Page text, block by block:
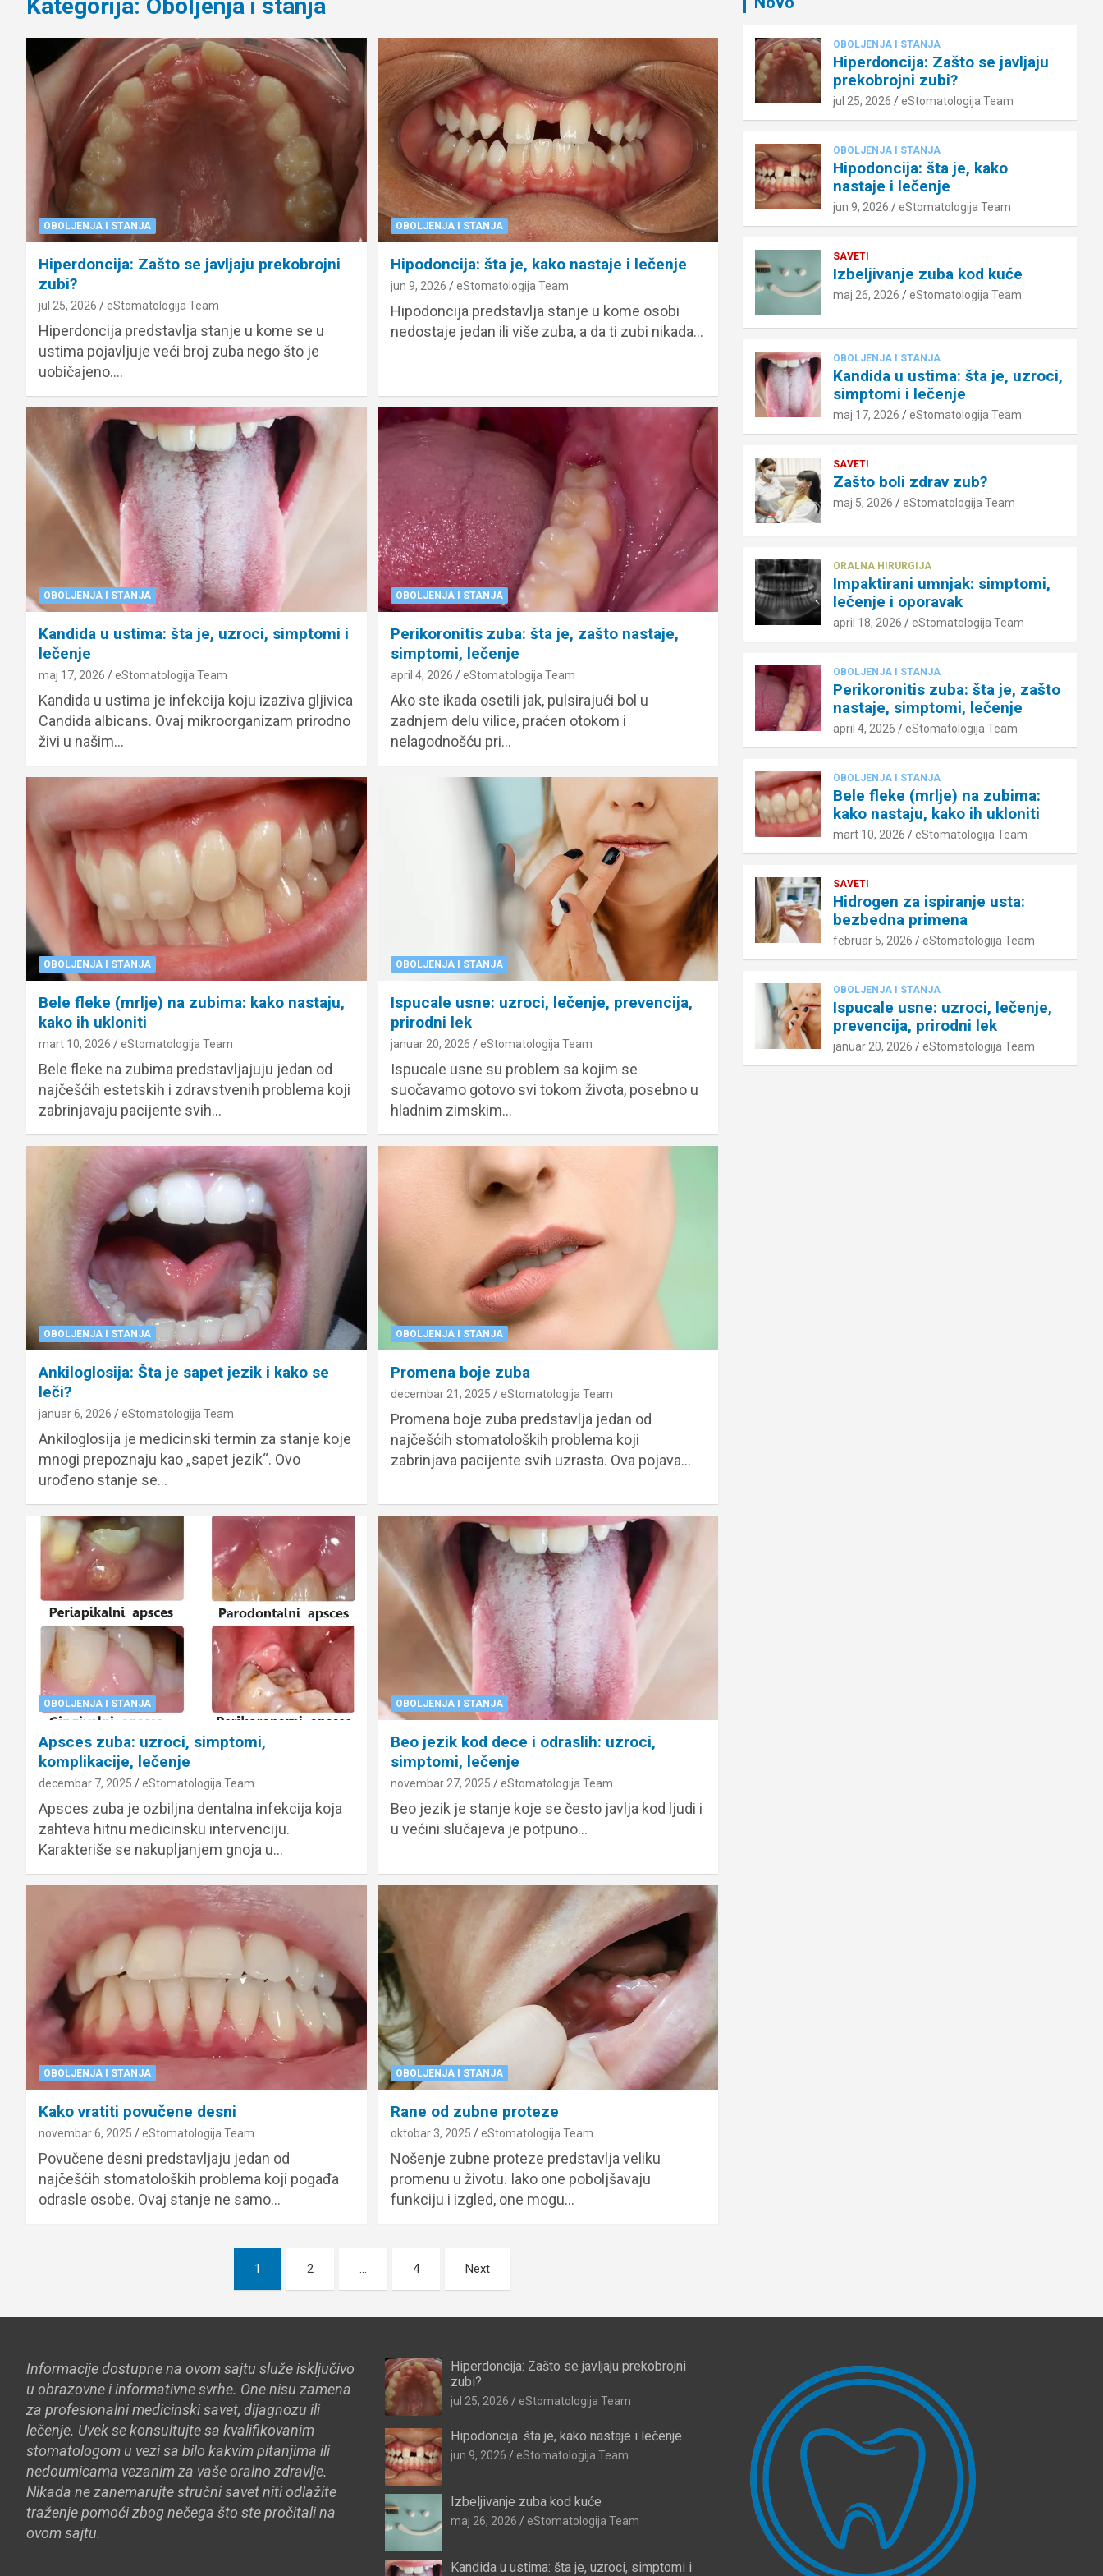
Kategorija: Oboljenja i stanja
OBOLJENJA I STANJA
Hiperdoncija: Zašto se javljaju prekobrojni
zubi?
jul 25, 2026 eStomatologija Team
Hiperdoncija predstavlja stanje u kome se u
ustima pojavljuje veći broj zuba nego što je
uobičajeno.…
OBOLJENJA I STANJA
Hipodoncija: šta je, kako nastaje i lečenje
jun 9, 2026 eStomatologija Team
Hipodoncija predstavlja stanje u kome osobi
nedostaje jedan ili više zuba, a da ti zubi nikada…
OBOLJENJA I STANJA
Kandida u ustima: šta je, uzroci, simptomi i
lečenje
maj 17, 2026 eStomatologija Team
Kandida u ustima je infekcija koju izaziva gljivica
Candida albicans. Ovaj mikroorganizam prirodno
živi u našim…
OBOLJENJA I STANJA
Perikoronitis zuba: šta je, zašto nastaje,
simptomi, lečenje
april 4, 2026 eStomatologija Team
Ako ste ikada osetili jak, pulsirajući bol u
zadnjem delu vilice, praćen otokom i
nelagodnošću pri…
OBOLJENJA I STANJA
Bele fleke (mrlje) na zubima: kako nastaju,
kako ih ukloniti
mart 10, 2026 eStomatologija Team
Bele fleke na zubima predstavljajuju jedan od
najčešćih estetskih i zdravstvenih problema koji
zabrinjavaju pacijente svih…
OBOLJENJA I STANJA
Ispucale usne: uzroci, lečenje, prevencija,
prirodni lek
januar 20, 2026 eStomatologija Team
Ispucale usne su problem sa kojim se
suočavamo gotovo svi tokom života, posebno u
hladnim zimskim…
OBOLJENJA I STANJA
Ankiloglosija: Šta je sapet jezik i kako se
leči?
januar 6, 2026 eStomatologija Team
Ankiloglosija je medicinski termin za stanje koje
mnogi prepoznaju kao „sapet jezik“. Ovo
urođeno stanje se…
OBOLJENJA I STANJA
Promena boje zuba
decembar 21, 2025 eStomatologija Team
Promena boje zuba predstavlja jedan od
najčešćih stomatoloških problema koji
zabrinjava pacijente svih uzrasta. Ova pojava…
OBOLJENJA I STANJA
Apsces zuba: uzroci, simptomi,
komplikacije, lečenje
decembar 7, 2025 eStomatologija Team
Apsces zuba je ozbiljna dentalna infekcija koja
zahteva hitnu medicinsku intervenciju.
Karakteriše se nakupljanjem gnoja u…
OBOLJENJA I STANJA
Beo jezik kod dece i odraslih: uzroci,
simptomi, lečenje
novembar 27, 2025 eStomatologija Team
Beo jezik je stanje koje se često javlja kod ljudi i
u većini slučajeva je potpuno…
OBOLJENJA I STANJA
Kako vratiti povučene desni
novembar 6, 2025 eStomatologija Team
Povučene desni predstavljaju jedan od
najčešćih stomatoloških problema koji pogađa
odrasle osobe. Ovaj stanje ne samo…
OBOLJENJA I STANJA
Rane od zubne proteze
oktobar 3, 2025 eStomatologija Team
Nošenje zubne proteze predstavlja veliku
promenu u životu. Iako one poboljšavaju
funkciju i izgled, one mogu…
1 2 … 4 Next
OBOLJENJA I STANJA
Hiperdoncija: Zašto se javljaju
prekobrojni zubi?
jul 25, 2026 eStomatologija Team
OBOLJENJA I STANJA
Hipodoncija: šta je, kako
nastaje i lečenje
jun 9, 2026 eStomatologija Team
SAVETI
Izbeljivanje zuba kod kuće
maj 26, 2026 eStomatologija Team
OBOLJENJA I STANJA
Kandida u ustima: šta je, uzroci,
simptomi i lečenje
maj 17, 2026 eStomatologija Team
SAVETI
Zašto boli zdrav zub?
maj 5, 2026 eStomatologija Team
ORALNA HIRURGIJA
Impaktirani umnjak: simptomi,
lečenje i oporavak
april 18, 2026 eStomatologija Team
OBOLJENJA I STANJA
Perikoronitis zuba: šta je, zašto
nastaje, simptomi, lečenje
april 4, 2026 eStomatologija Team
OBOLJENJA I STANJA
Bele fleke (mrlje) na zubima:
kako nastaju, kako ih ukloniti
mart 10, 2026 eStomatologija Team
SAVETI
Hidrogen za ispiranje usta:
bezbedna primena
februar 5, 2026 eStomatologija Team
OBOLJENJA I STANJA
Ispucale usne: uzroci, lečenje,
prevencija, prirodni lek
januar 20, 2026 eStomatologija Team
Informacije dostupne na ovom sajtu služe isključivo
u obrazovne i informativne svrhe. One nisu zamena
za profesionalni medicinski savet, dijagnozu ili
lečenje. Uvek se konsultujte sa kvalifikovanim
stomatologom u vezi sa bilo kakvim pitanjima ili
nedoumicama vezanim za vaše oralno zdravlje.
Nikada ne zanemarujte stručni savet niti odlažite
traženje pomoći zbog nečega što ste pročitali na
ovom sajtu.
Hiperdoncija: Zašto se javljaju prekobrojni
zubi?
jul 25, 2026 eStomatologija Team
Hipodoncija: šta je, kako nastaje i lečenje
jun 9, 2026 eStomatologija Team
Izbeljivanje zuba kod kuće
maj 26, 2026 eStomatologija Team
Kandida u ustima: šta je, uzroci, simptomi i